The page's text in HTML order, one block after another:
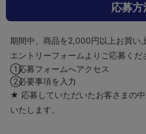
応募方
期間中、商品を2,000円以上お買い
エントリーフォームよりご応募くだ
応募フォームへアクセス
必要事項を入力
応募していただいたお客さまの
いたします。